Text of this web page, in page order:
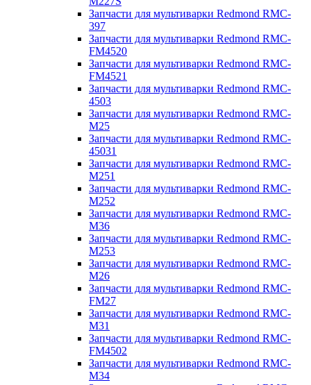
Запчасти для мультиварки Redmond RMC-
397
Запчасти для мультиварки Redmond RMC-
FM4520
Запчасти для мультиварки Redmond RMC-
FM4521
Запчасти для мультиварки Redmond RMC-
4503
Запчасти для мультиварки Redmond RMC-
M25
Запчасти для мультиварки Redmond RMC-
45031
Запчасти для мультиварки Redmond RMC-
M251
Запчасти для мультиварки Redmond RMC-
M252
Запчасти для мультиварки Redmond RMC-
M36
Запчасти для мультиварки Redmond RMC-
M253
Запчасти для мультиварки Redmond RMC-
M26
Запчасти для мультиварки Redmond RMC-
FM27
Запчасти для мультиварки Redmond RMC-
M31
Запчасти для мультиварки Redmond RMC-
FM4502
Запчасти для мультиварки Redmond RMC-
M34